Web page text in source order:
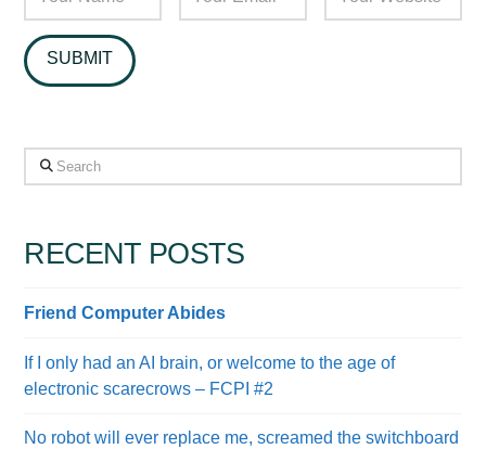
Search
RECENT POSTS
Friend Computer Abides
If I only had an AI brain, or welcome to the age of
electronic scarecrows – FCPI #2
No robot will ever replace me, screamed the switchboard